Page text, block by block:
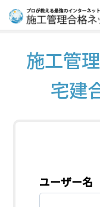
施工管
宅建
ユーザー名